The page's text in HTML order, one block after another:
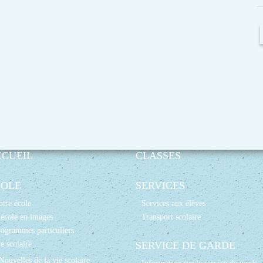
école
en images
particuliers
scolaire
Nouvelles de la vie scolaire
CLASSES
SERVICES
Services aux élèves
Transport scolaire
SERVICE DE GARDE